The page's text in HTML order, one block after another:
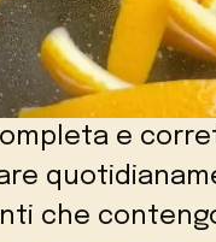
e
che